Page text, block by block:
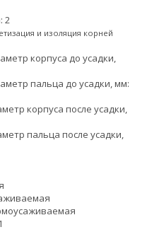
2
и изоляция корней
корпуса до усадки,
пальца до усадки, мм:
корпуса после усадки,
пальца после усадки,